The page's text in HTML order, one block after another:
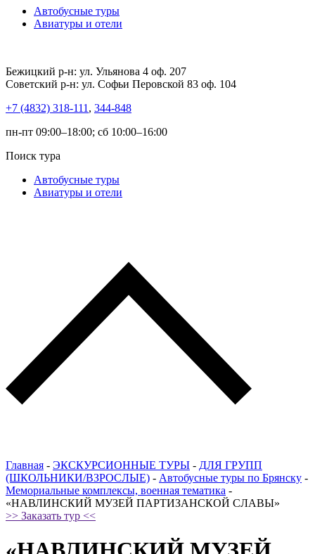
Автобусные туры
Авиатуры и отели
Бежицкий р-н: ул. Ульянова 4 оф. 207
Советский р-н: ул. Софьи Перовской 83 оф. 104
+7 (4832) 318-111 , 344-848
пн-пт 09:00–18:00; сб 10:00–16:00
Поиск тура
Автобусные туры
Авиатуры и отели
Главная - ЭКСКУРСИОННЫЕ ТУРЫ - ДЛЯ ГРУПП
(ШКОЛЬНИКИ/ВЗРОСЛЫЕ) - Автобусные туры по Брянску -
Мемориальные комплексы, военная тематика -
«НАВЛИНСКИЙ МУЗЕЙ ПАРТИЗАНСКОЙ СЛАВЫ»
>> Заказать тур <<